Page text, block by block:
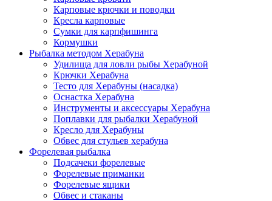
Карповые крючки и поводки
Кресла карповые
Сумки для карпфишинга
Кормушки
Рыбалка методом Херабуна
Удилища для ловли рыбы Херабуной
Крючки Херабуна
Тесто для Херабуны (насадка)
Оснастка Херабуна
Инструменты и аксессуары Херабуна
Поплавки для рыбалки Херабуной
Кресло для Херабуны
Обвес для стульев херабуна
Форелевая рыбалка
Подсачеки форелевые
Форелевые приманки
Форелевые ящики
Обвес и стаканы